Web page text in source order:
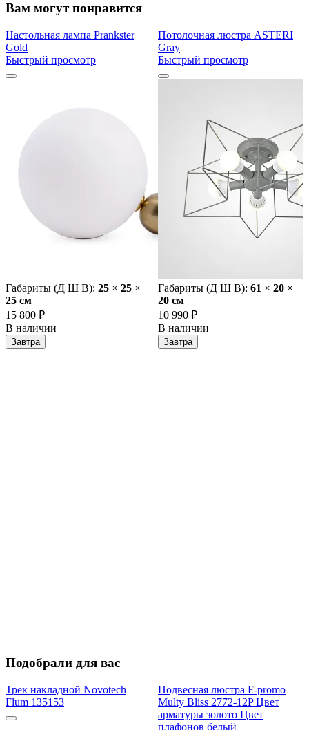
Вам могут понравится
Настольная лампа Prankster
Gold
Быстрый просмотр
Габариты (Д Ш В): 25 × 25 ×
25 cм
15 800 ₽
В наличии
Завтра
Потолочная люстра ASTERI
Gray
Быстрый просмотр
Габариты (Д Ш В): 61 × 20 ×
20 cм
10 990 ₽
В наличии
Завтра
Подобрали для вас
Трек накладной Novotech
Flum 135153
Подвесная люстра F-promo
Multy Bliss 2772-12P Цвет
арматуры золото Цвет
плафонов белый